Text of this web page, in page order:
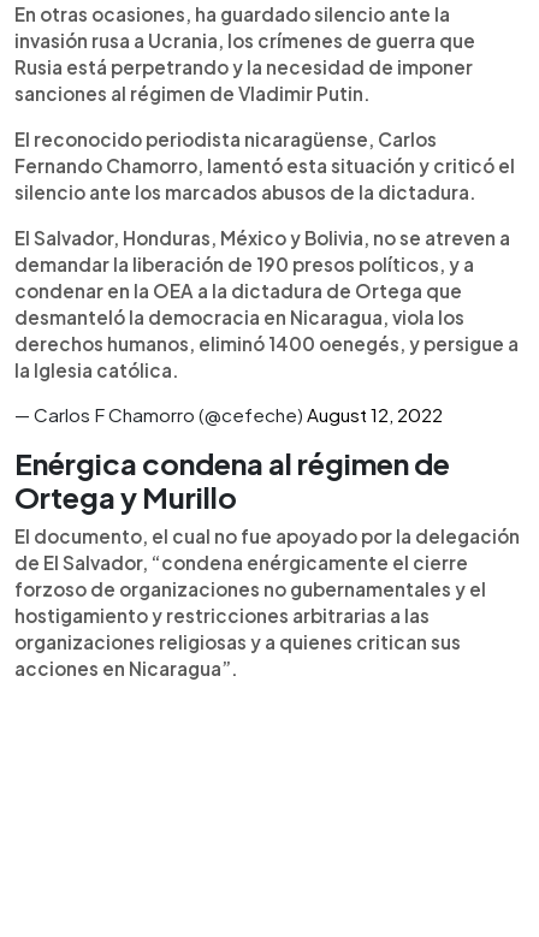
En otras ocasiones, ha guardado silencio ante la
invasión rusa a Ucrania, los crímenes de guerra que
Rusia está perpetrando y la necesidad de imponer
sanciones al régimen de Vladimir Putin.
El reconocido periodista nicaragüense, Carlos
Fernando Chamorro, lamentó esta situación y criticó el
silencio ante los marcados abusos de la dictadura.
El Salvador, Honduras, México y Bolivia, no se atreven a
demandar la liberación de 190 presos políticos, y a
condenar en la OEA a la dictadura de Ortega que
desmanteló la democracia en Nicaragua, viola los
derechos humanos, eliminó 1400 oenegés, y persigue a
la Iglesia católica.
— Carlos F Chamorro (@cefeche) August 12, 2022
Enérgica condena al régimen de
Ortega y Murillo
El documento, el cual no fue apoyado por la delegación
de El Salvador, “condena enérgicamente el cierre
forzoso de organizaciones no gubernamentales y el
hostigamiento y restricciones arbitrarias a las
organizaciones religiosas y a quienes critican sus
acciones en Nicaragua”.